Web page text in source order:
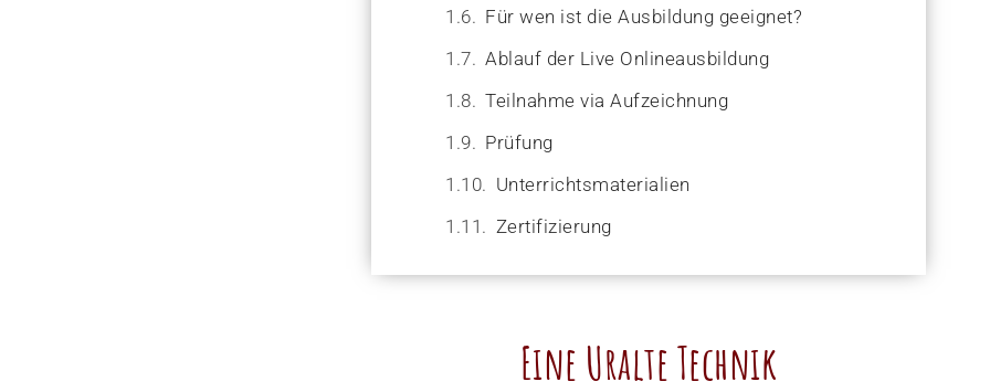
Für wen ist die Ausbildung geeignet?
Ablauf der Live Onlineausbildung
Teilnahme via Aufzeichnung​
Prüfung
Unterrichtsmaterialien​
Zertifizierung​
Eine Uralte Technik